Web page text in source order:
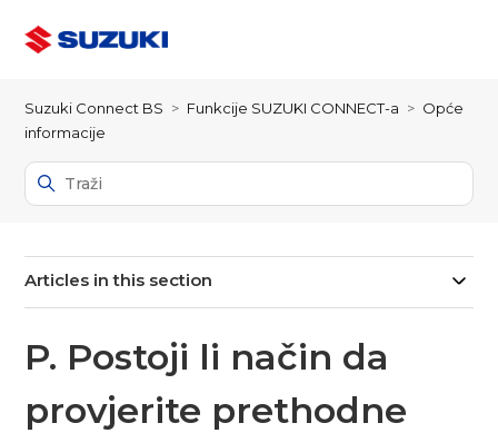
Suzuki Connect BS Funkcije SUZUKI CONNECT-a
Opće
informacije
Articles in this section
P. Postoji li način da
provjerite prethodne